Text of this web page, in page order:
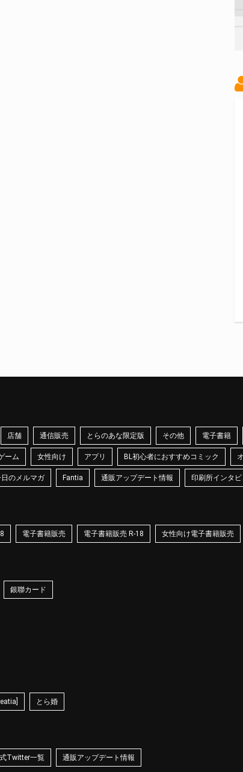
店舗 通信販売 とらのあな限定版 その他 電子書籍
ーム 女性向け アプリ BL初心者におすすめコミック
のメルマガ Fantia 通販アップデート情報 印刷所インタ
電子書籍販売 電子書籍販売 R-18 女性向け電子書籍販売
銀聯カード
とら婚
Twitter一覧 通販アップデート情報